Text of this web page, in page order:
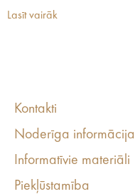
Lasīt vairāk
Kontakti
Noderīga informācija
Informatīvie materiāli
Piekļūstamība